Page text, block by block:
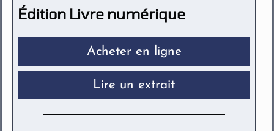
Édition Livre numérique
Acheter en ligne
Lire un extrait